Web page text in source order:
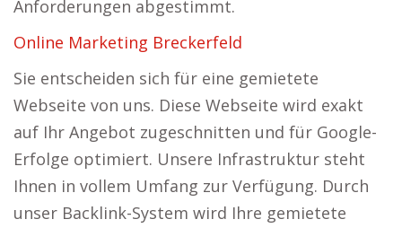
Anforderungen abgestimmt.
Online Marketing Breckerfeld
Sie entscheiden sich für eine gemietete
Webseite von uns. Diese Webseite wird exakt
auf Ihr Angebot zugeschnitten und für Google-
Erfolge optimiert. Unsere Infrastruktur steht
Ihnen in vollem Umfang zur Verfügung. Durch
unser Backlink-System wird Ihre gemietete